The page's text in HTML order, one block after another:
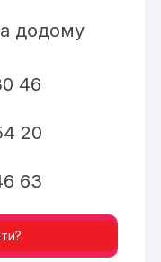
додому
46
20
63